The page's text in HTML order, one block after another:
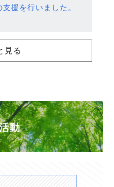
援を行いました。
見る
動